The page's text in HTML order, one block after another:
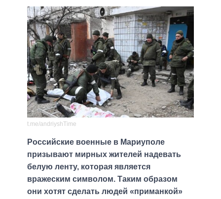
t.me/andriyshTime
Российские военные в Мариуполе
призывают мирных жителей надевать
белую ленту, которая является
вражеским символом. Таким образом
они хотят сделать людей «приманкой»